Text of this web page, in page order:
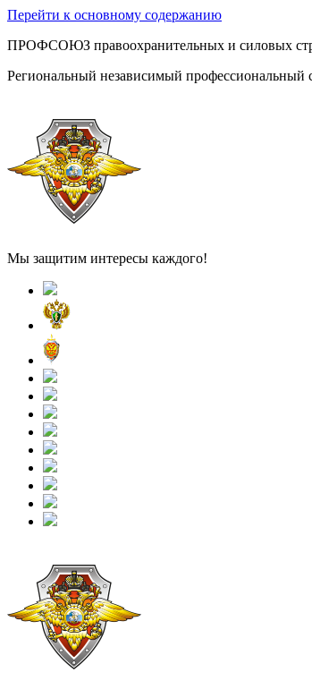
Перейти к основному содержанию
ПРОФСОЮЗ правоохранительных и силовых
Региональный независимый профессиональный
Мы защитим интересы каждого!